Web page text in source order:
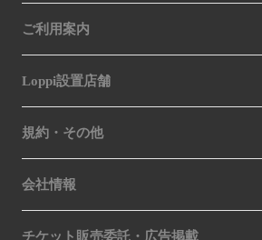
ご利用案内
Loppi設置店舗
規約・その他
会社情報
チケット販売委託・広告掲載